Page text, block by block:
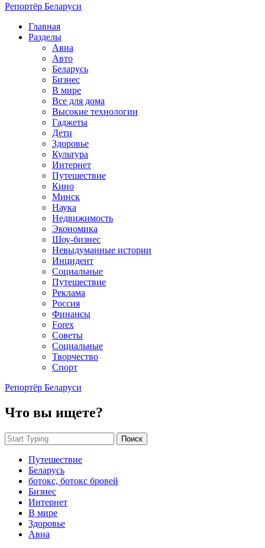
Репортёр Беларуси
Главная
Разделы
Авиа
Авто
Беларусь
Бизнес
В мире
Все для дома
Высокие технологии
Гаджеты
Дети
Здоровье
Культура
Интернет
Путешествие
Кино
Минск
Наука
Недвижимость
Экономика
Шоу-бизнес
Невыдуманные истории
Инцидент
Социальные
Путешествие
Реклама
Россия
Финансы
Forex
Советы
Социальные
Творчество
Спорт
Репортёр Беларуси
Что вы ищете?
Поиск
Путешествие
Беларусь
ботокс, ботокс бровей
Бизнес
Интернет
В мире
Здоровье
Авиа